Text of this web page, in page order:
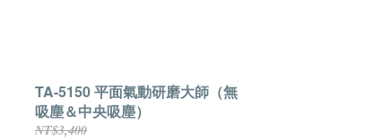
TA-5150 平面氣動研磨大師（無
吸塵＆中央吸塵）
NT$3,400